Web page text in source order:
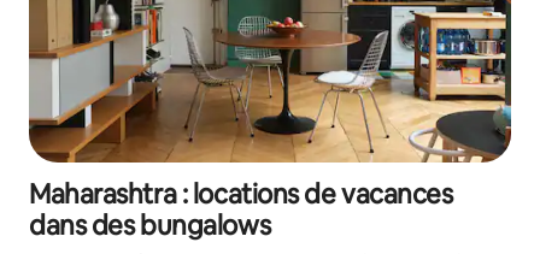
Maharashtra : locations de vacances
dans des bungalows